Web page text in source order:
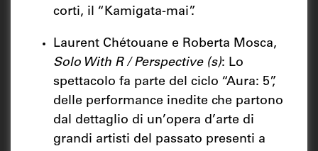
corti, il “Kamigata-mai”.
Laurent Chétouane e Roberta Mosca,
Solo With R / Perspective (s): Lo
spettacolo fa parte del ciclo “Aura: 5”,
delle performance inedite che partono
dal dettaglio di un’opera d’arte di
grandi artisti del passato presenti a